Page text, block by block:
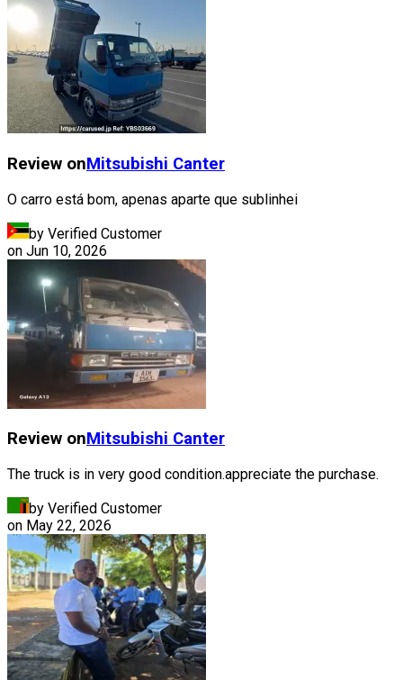
Review onMitsubishi Canter
O carro está bom, apenas aparte que sublinhei
by Verified Customer
on Jun 10, 2026
Review onMitsubishi Canter
The truck is in very good condition.appreciate the purchase.
by Verified Customer
on May 22, 2026